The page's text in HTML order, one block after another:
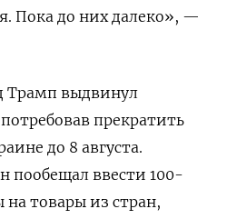
Пока до них далеко», —
Трамп выдвинул
прекратить
до 8 августа.
пообещал ввести 100-
товары из стран,